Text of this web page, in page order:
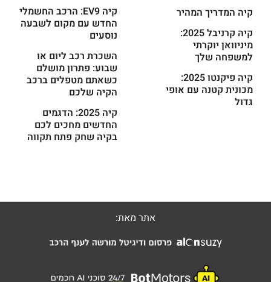
קיה המדריך המהיר
קיה קרניבל 2025:
מיניוואן יוקרתי
למשפחה שלך
קיה פיקנטו 2025:
מכונית קטנה עם אופי
גדול
קיה EV9: הרכב החשמלי
החדש עם מקום לשבעה
נוסעים
השכרת רכב ליום או
שבוע: פתרון מושלם
כשאתם מטפלים ברכב
הקיה שלכם
קיה 2025: הדגמים
החדשים מחכים לכם
בקיה שחק פתח תקווה
אתר מאת: